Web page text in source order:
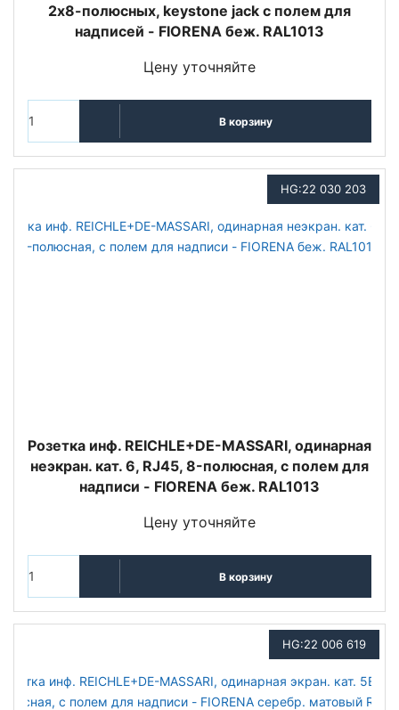
2х8-полюсных, keystone jack с полем для
надписей - FIORENA беж. RAL1013
Цену уточняйте
В корзину
HG:22 030 203
Розетка инф. REICHLE+DE-MASSARI, одинарная
неэкран. кат. 6, RJ45, 8-полюсная, с полем для
надписи - FIORENA беж. RAL1013
Цену уточняйте
В корзину
HG:22 006 619